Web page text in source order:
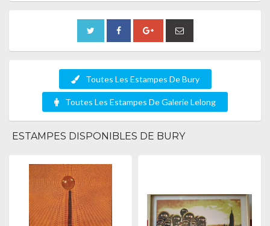
Toutes Les Estampes De Bury
Toutes Les Estampes De Galerie Lelong
ESTAMPES DISPONIBLES DE BURY